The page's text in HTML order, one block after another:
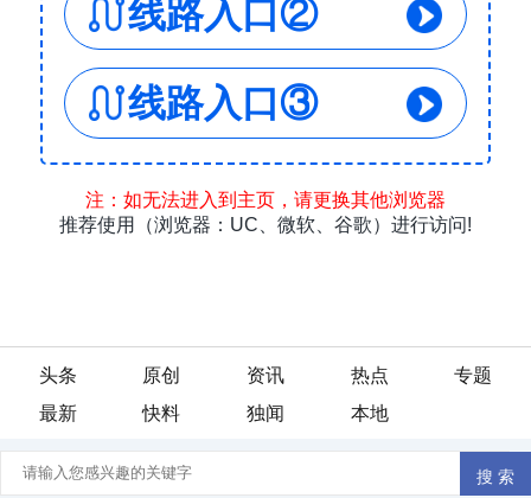
头条 原创 资讯 热点
专题
最新
快料 独闻 本地